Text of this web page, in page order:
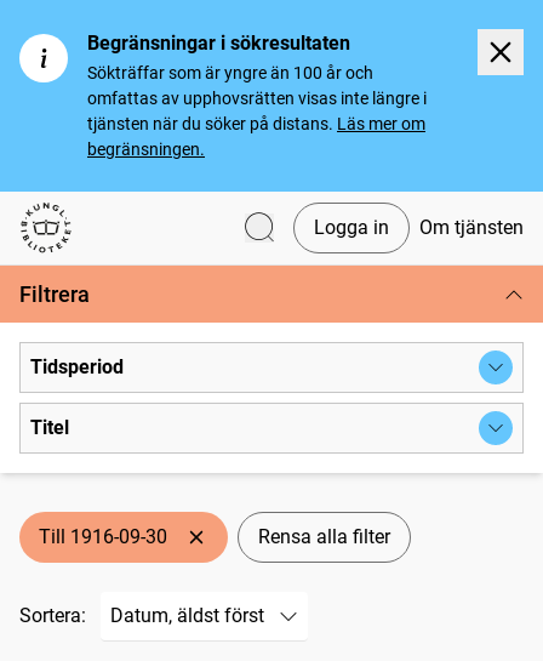
Begränsningar i sökresultaten
Sökträffar som är yngre än 100 år och
omfattas av upphovsrätten visas inte längre i
tjänsten när du söker på distans. Läs mer om
begränsningen.
Svenska tidningar
Logga in Om tjänsten
Filtrera
Tidsperiod
Titel
Till 1916-09-30 Rensa alla filter
Sortera: